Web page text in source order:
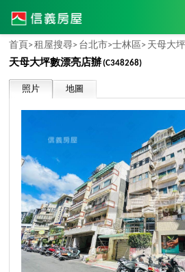
首頁>租屋搜尋> 台北市>士林區> 天母大
天母大坪數漂亮店辦(C348268)
照片 地圖